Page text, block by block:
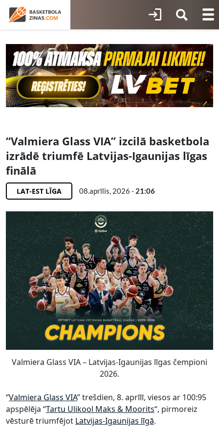
“Valmiera Glass VIA” izcilā basketbola
izrādē triumfē Latvijas-Igaunijas līgas
finālā
LAT-EST LĪGA 08.aprīlis, 2026 - 21:06
Valmiera Glass VIA – Latvijas-Igaunijas līgas čempioni
2026.
“Valmiera Glass VIA” trešdien, 8. aprīlī, viesos ar 100:95
apspēlēja “Tartu Ulikool Maks & Moorits“, pirmoreiz
vēsturē triumfējot Latvijas-Igaunijas līgā.